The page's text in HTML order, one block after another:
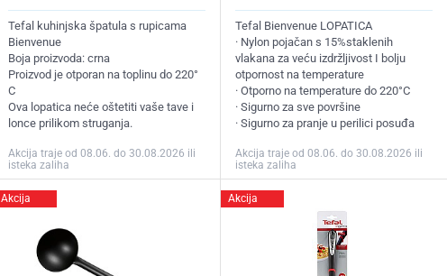
Tefal kuhinjska špatula s rupicama
Bienvenue
Boja proizvoda: crna
Proizvod je otporan na toplinu do 220°
C
Ova lopatica neće oštetiti vaše tave i
lonce prilikom struganja.
Akcija traje od 08.06. do 30.08.2026 ili
isteka zaliha
Tefal Bienvenue LOPATICA
· Nylon pojačan s 15%staklenih
vlakana za veću izdržljivost I bolju
otpornost na temperature
· Otporno na temperature do 220°C
· Sigurno za sve površine
· Sigurno za pranje u perilici posuđa
Akcija traje od 08.06. do 30.08.2026 ili
isteka zaliha
Akcija Akcija